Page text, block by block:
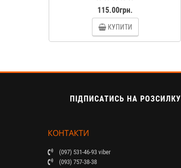
115.00грн.
КУПИТИ
ПІДПИСАТИСЬ НА РОЗСИЛКУ
КОНТАКТИ
(097) 531-46-93 viber
(093) 757-38-38